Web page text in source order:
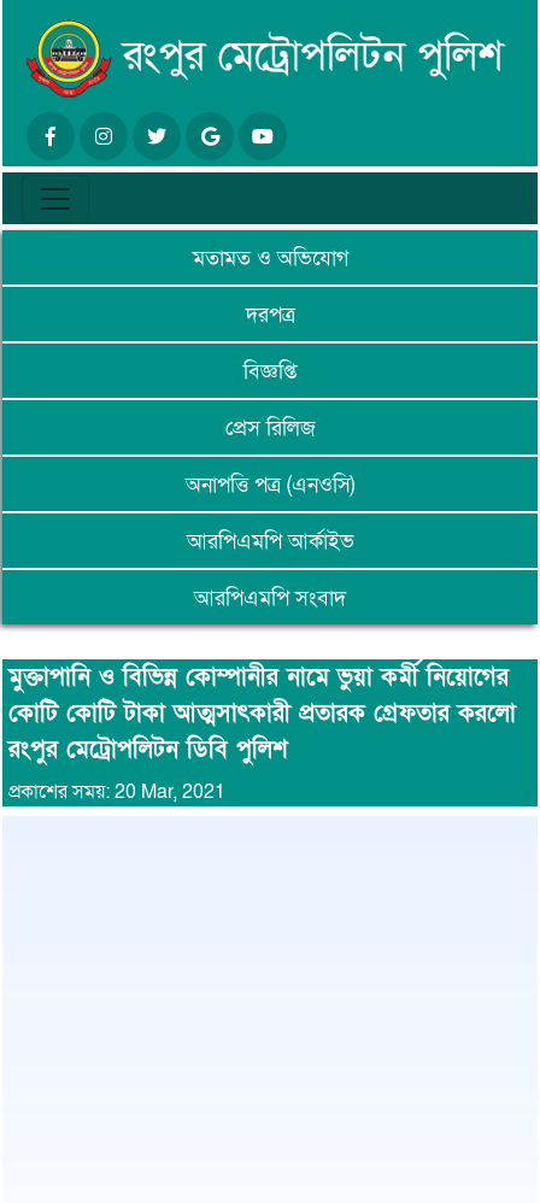
মতামত ও অভিযোগ
দরপত্র
বিজ্ঞপ্তি
প্রেস রিলিজ
অনাপত্তি পত্র (এনওসি)
আরপিএমপি আর্কাইভ
আরপিএমপি সংবাদ
মুক্তাপানি ও বিভিন্ন কোম্পানীর নামে ভুয়া কর্মী নিয়োগের
কোটি কোটি টাকা আত্মসাৎকারী প্রতারক গ্রেফতার করলো
রংপুর মেট্রোপলিটন ডিবি পুলিশ
প্রকাশের সময়: 20 Mar, 2021